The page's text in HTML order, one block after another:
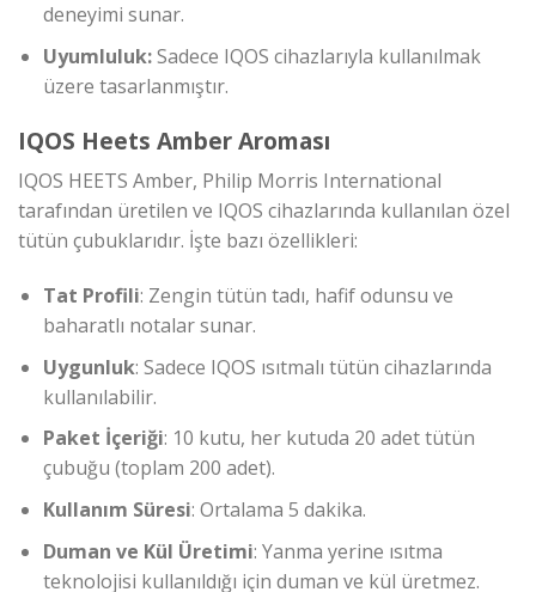
deneyimi sunar.
Uyumluluk:Sadece IQOS cihazlarıyla kullanılmak
üzere tasarlanmıştır.
IQOS Heets Amber Aroması
IQOS HEETS Amber, Philip Morris International
tarafından üretilen ve IQOS cihazlarında kullanılan özel
tütün çubuklarıdır. İşte bazı özellikleri:
Tat Profili: Zengin tütün tadı, hafif odunsu ve
baharatlı notalar sunar.
Uygunluk: Sadece IQOS ısıtmalı tütün cihazlarında
kullanılabilir.
Paket İçeriği: 10 kutu, her kutuda 20 adet tütün
çubuğu (toplam 200 adet).
Kullanım Süresi: Ortalama 5 dakika.
Duman ve Kül Üretimi: Yanma yerine ısıtma
teknolojisi kullanıldığı için duman ve kül üretmez.